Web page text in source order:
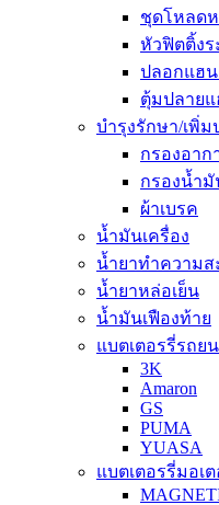
ชุดโหลด
หัวฟิตติ้งร
ปลอกแฮ
ตุ้มปลาย
บำรุงรักษา/เพิ่
กรองอาก
กรองน้ำมั
ผ้าเบรค
น้ำมันเครื่อง
น้ำยาทำความส
น้ำยาหล่อเย็น
น้ำมันเฟืองท้าย
แบตเตอรรี่รถย
3K
Amaron
GS
PUMA
YUASA
แบตเตอรรี่มอเ